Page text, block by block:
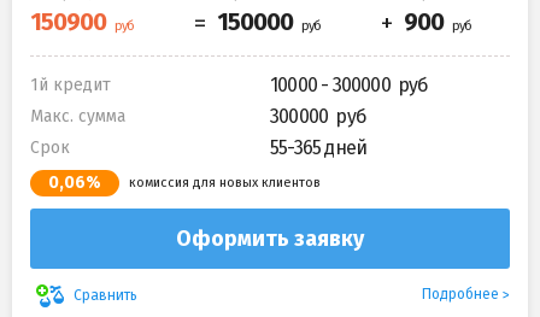
1й кредит 10000 - 300000
Макс. сумма 300000
Срок 55-365 дней
0,06% комиссия для новых клиентов
Оформить заявку
Сравнить Подробнее